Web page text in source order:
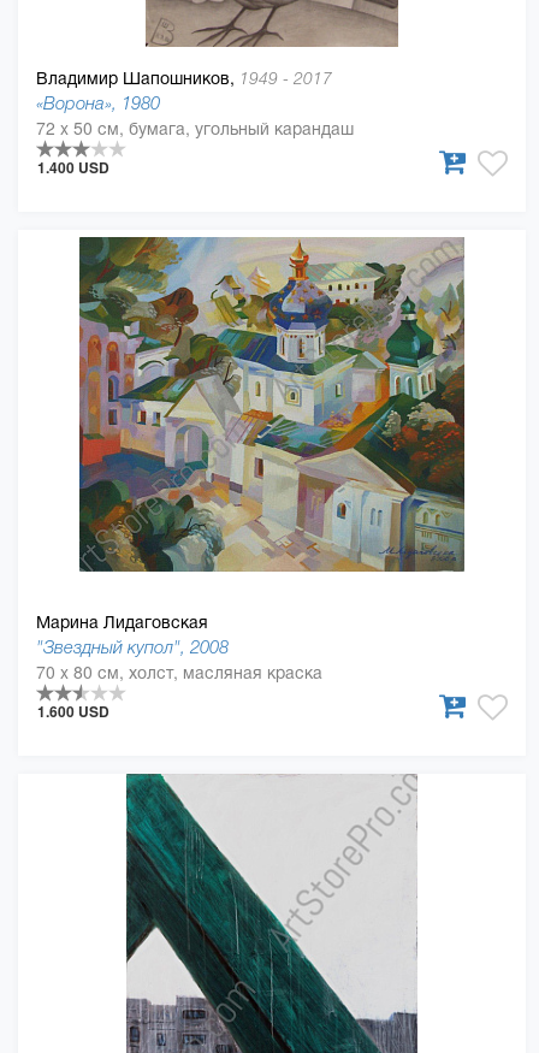
Владимир Шапошников, 1949 - 2017
«Ворона», 1980
72 x 50 см, бумага, угольный карандаш
1.400 USD
Марина Лидаговская
"Звездный купол", 2008
70 x 80 см, холст, масляная краска
1.600 USD